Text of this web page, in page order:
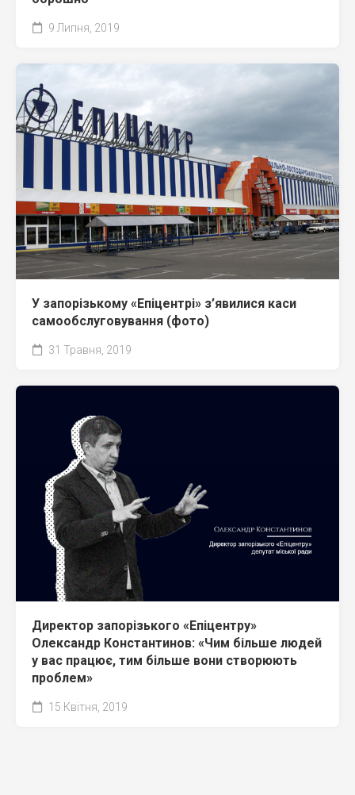
9 Липня, 2019
У запорізькому «Епіцентрі» з’явилися каси
самообслуговування (фото)
31 Травня, 2019
Директор запорізького «Епіцентру»
Олександр Константинов: «Чим більше людей
у вас працює, тим більше вони створюють
проблем»
15 Квітня, 2019